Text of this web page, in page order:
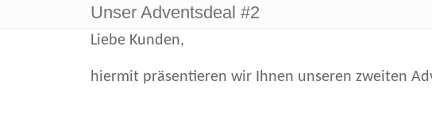
Unser Adventsdeal #2
Liebe Kunden,
hiermit präsentieren wir Ihnen unseren zweiten